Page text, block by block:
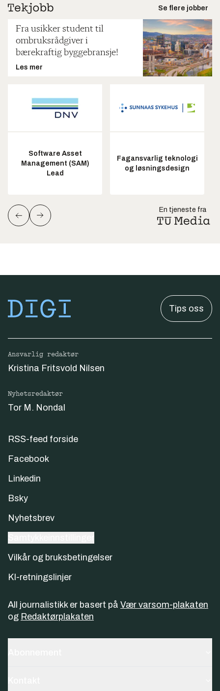
Se flere jobber
Fra usikker student til
ombruksrådgiver i
bærekraftig byggebransje!
Les mer
Software Asset
Management (SAM)
Lead
Fagansvarlig teknologi
og løsningsdesign
En tjeneste fra
Tips oss
Ansvarlig redaktør
Kristina Fritsvold Nilsen
Nyhetsredaktør
Tor M. Nondal
RSS-feed forside
Facebook
Linkedin
Bsky
Nyhetsbrev
Vilkår og bruksbetingelser
KI-retningslinjer
All journalistikk er basert på Vær varsom-plakaten
og Redaktørplakaten